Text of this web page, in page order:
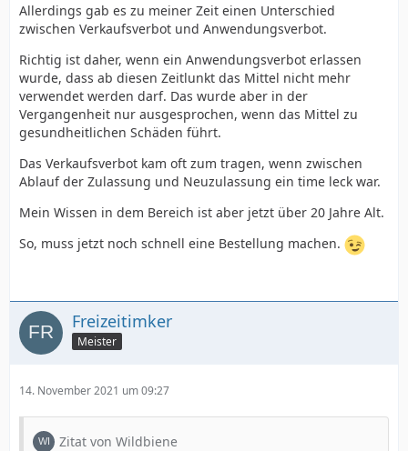
Allerdings gab es zu meiner Zeit einen Unterschied
zwischen Verkaufsverbot und Anwendungsverbot.
Richtig ist daher, wenn ein Anwendungsverbot erlassen
wurde, dass ab diesen Zeitlunkt das Mittel nicht mehr
verwendet werden darf. Das wurde aber in der
Vergangenheit nur ausgesprochen, wenn das Mittel zu
gesundheitlichen Schäden führt.
Das Verkaufsverbot kam oft zum tragen, wenn zwischen
Ablauf der Zulassung und Neuzulassung ein time leck war.
Mein Wissen in dem Bereich ist aber jetzt über 20 Jahre Alt.
So, muss jetzt noch schnell eine Bestellung machen.
Freizeitimker
Meister
14. November 2021 um 09:27
Zitat von Wildbiene